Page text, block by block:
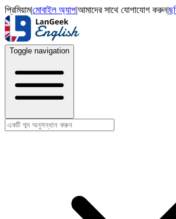
প্রিমিয়াম|মোবাইল অ্যাপ|আমাদের সাথে যোগাযোগ করুন|
Toggle navigation